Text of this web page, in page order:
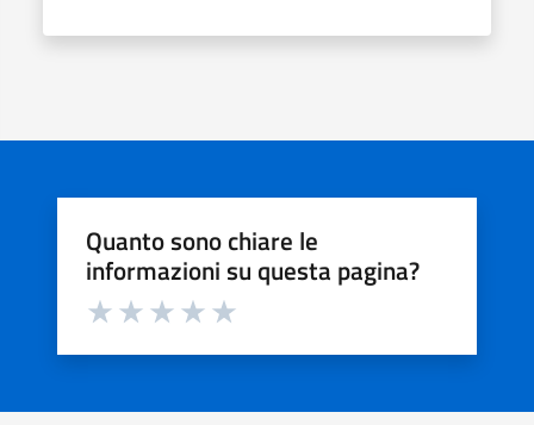
Quanto sono chiare le
informazioni su questa pagina?
Valuta da 1 a 5 stelle la pagina